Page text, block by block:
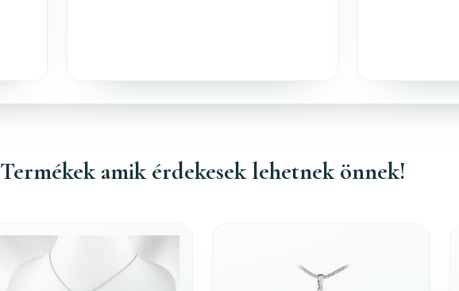
Termékek amik érdekesek lehetnek önnek!